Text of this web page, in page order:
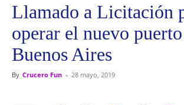
Llamado a Licitación
operar el nuevo
Buenos Aires
By Crucero Fun - 28 mayo, 2019